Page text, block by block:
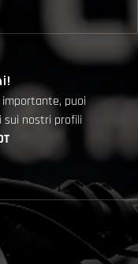
puoi
sui nostri profili